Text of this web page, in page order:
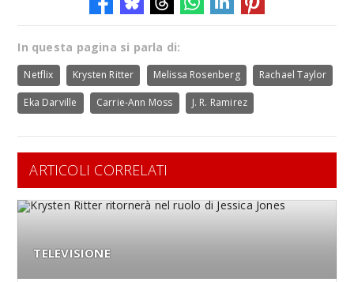
In questa pagina si parla di:
Netflix Krysten Ritter Melissa Rosenberg Rachael Taylor
Eka Darville Carrie-Ann Moss J. R. Ramirez
ARTICOLI CORRELATI
TELEVISIONE